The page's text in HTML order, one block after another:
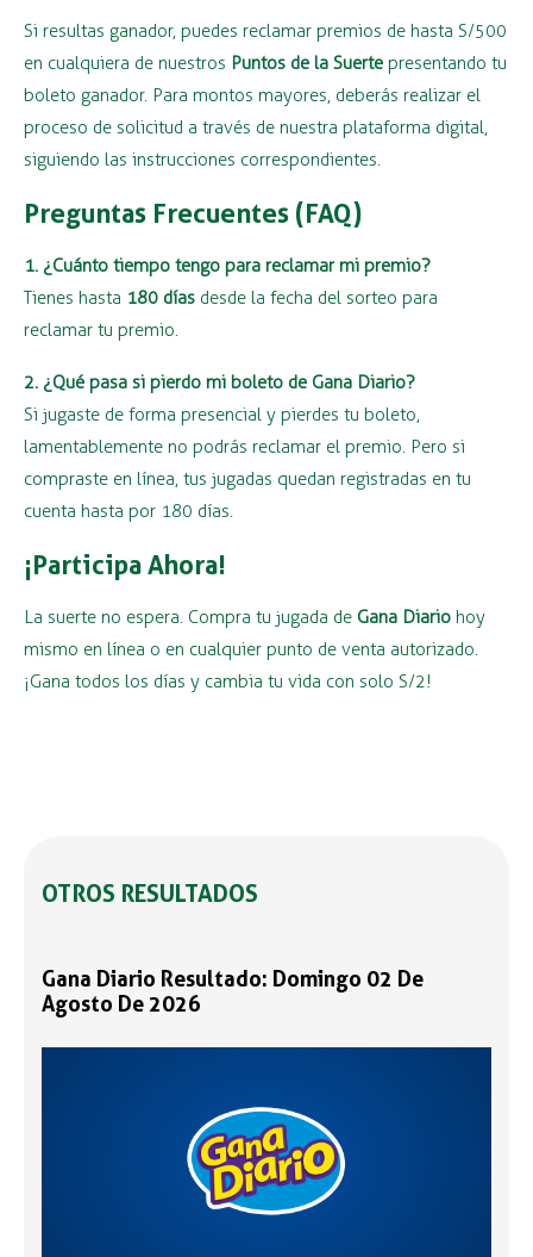
Si resultas ganador, puedes reclamar premios de hasta S/500
en cualquiera de nuestros Puntos de la Suerte presentando tu
boleto ganador. Para montos mayores, deberás realizar el
proceso de solicitud a través de nuestra plataforma digital,
siguiendo las instrucciones correspondientes.
Preguntas Frecuentes (FAQ)
1. ¿Cuánto tiempo tengo para reclamar mi premio?
Tienes hasta 180 días desde la fecha del sorteo para
reclamar tu premio.
2. ¿Qué pasa si pierdo mi boleto de Gana Diario?
Si jugaste de forma presencial y pierdes tu boleto,
lamentablemente no podrás reclamar el premio. Pero si
compraste en línea, tus jugadas quedan registradas en tu
cuenta hasta por 180 días.
¡Participa Ahora!
La suerte no espera. Compra tu jugada de Gana Diario hoy
mismo en línea o en cualquier punto de venta autorizado.
¡Gana todos los días y cambia tu vida con solo S/2!
OTROS RESULTADOS
Gana Diario Resultado: Domingo 02 De
Agosto De 2026